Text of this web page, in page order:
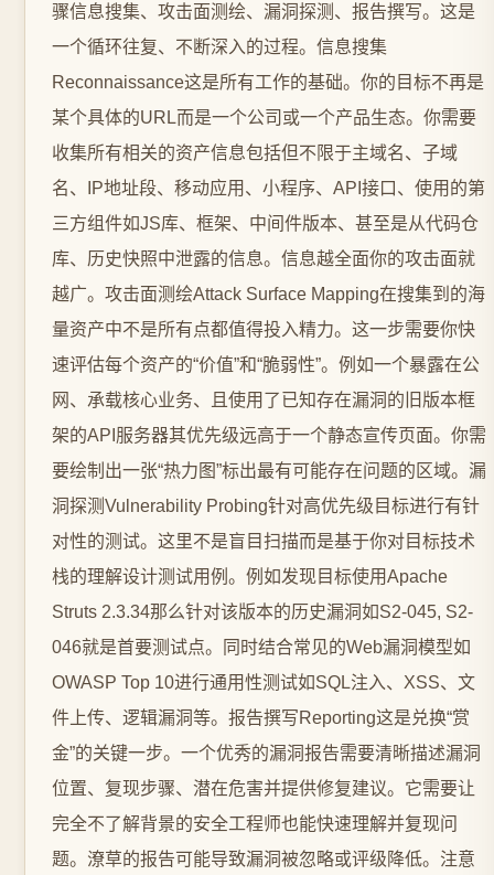
骤信息搜集、攻击面测绘、漏洞探测、报告撰写。这是
一个循环往复、不断深入的过程。信息搜集
Reconnaissance这是所有工作的基础。你的目标不再是
某个具体的URL而是一个公司或一个产品生态。你需要
收集所有相关的资产信息包括但不限于主域名、子域
名、IP地址段、移动应用、小程序、API接口、使用的第
三方组件如JS库、框架、中间件版本、甚至是从代码仓
库、历史快照中泄露的信息。信息越全面你的攻击面就
越广。攻击面测绘Attack Surface Mapping在搜集到的海
量资产中不是所有点都值得投入精力。这一步需要你快
速评估每个资产的“价值”和“脆弱性”。例如一个暴露在公
网、承载核心业务、且使用了已知存在漏洞的旧版本框
架的API服务器其优先级远高于一个静态宣传页面。你需
要绘制出一张“热力图”标出最有可能存在问题的区域。漏
洞探测Vulnerability Probing针对高优先级目标进行有针
对性的测试。这里不是盲目扫描而是基于你对目标技术
栈的理解设计测试用例。例如发现目标使用Apache
Struts 2.3.34那么针对该版本的历史漏洞如S2-045, S2-
046就是首要测试点。同时结合常见的Web漏洞模型如
OWASP Top 10进行通用性测试如SQL注入、XSS、文
件上传、逻辑漏洞等。报告撰写Reporting这是兑换“赏
金”的关键一步。一个优秀的漏洞报告需要清晰描述漏洞
位置、复现步骤、潜在危害并提供修复建议。它需要让
完全不了解背景的安全工程师也能快速理解并复现问
题。潦草的报告可能导致漏洞被忽略或评级降低。注意